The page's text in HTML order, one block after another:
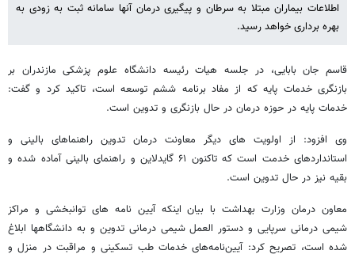
اطلاعات بیماران مبتلا به سرطان و پیگیری درمان آنها سامانه ثبت به زودی به
بهره برداری خواهد رسید.
قاسم جان بابایی، در جلسه هیات رئیسه دانشگاه علوم پزشکی مازندران بر
بازنگری خدمات پایه که از مفاد برنامه ششم توسعه است، تاکید کرد و گفت:
خدمات پایه در حوزه درمان در حال بازنگری و تدوین است.
وی افزود: از اولویت های دیگر معاونت درمان تدوین راهنماهای بالینی و
استانداردهای خدمت است که تاکنون ۶۱ گایدلاین و راهنمای بالینی آماده شده و
بقیه نیز در حال تدوین است.
معاون درمان وزارت بهداشت با بیان اینکه آیین نامه های توانبخشی و مراکز
شیمی درمانی سرپایی و دستور العمل شیمی درمانی تدوین و به دانشگاهها ابلاغ
شده است، تصریح کرد: آیین‌نامه‌های خدمات طب تسکینی و مراقبت در منزل و